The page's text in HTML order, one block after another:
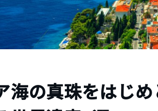
海の真珠をはじめ